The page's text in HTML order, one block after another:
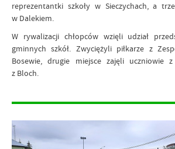
reprezentantki szkoły w Sieczychach, a
w Dalekiem.
W rywalizacji chłopców wzięli udział
gminnych szkół. Zwyciężyli piłkarze z
Bosewie, drugie miejsce zajęli uczniowie z
z Bloch.